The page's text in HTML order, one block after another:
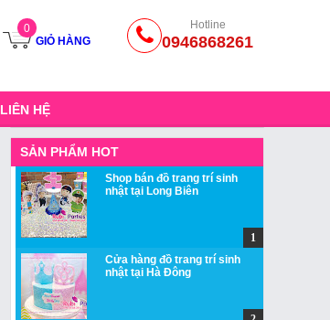
0
GIỎ HÀNG
Hotline
0946868261
LIÊN HỆ
SẢN PHẨM HOT
Shop bán đồ trang trí sinh
nhật tại Long Biên
Cửa hàng đồ trang trí sinh
nhật tại Hà Đông